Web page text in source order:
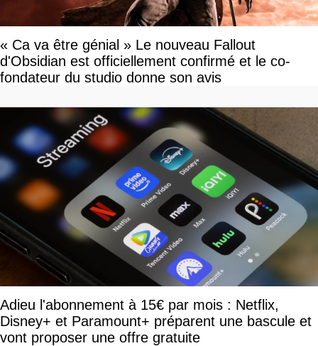
« Ca va être génial » Le nouveau Fallout
d'Obsidian est officiellement confirmé et le co-
fondateur du studio donne son avis
Adieu l'abonnement à 15€ par mois : Netflix,
Disney+ et Paramount+ préparent une bascule et
vont proposer une offre gratuite